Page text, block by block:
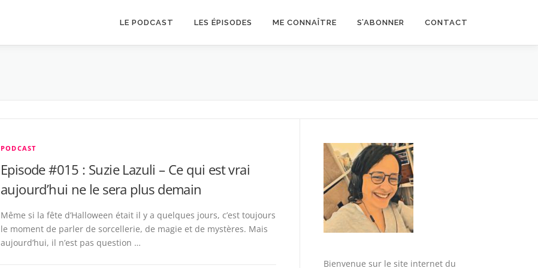
LE PODCAST LES ÉPISODES ME CONNAÎTRE S’ABONNER CONTACT
PODCAST
Episode #015 : Suzie Lazuli – Ce qui est vrai
aujourd’hui ne le sera plus demain
Même si la fête d’Halloween était il y a quelques jours, c’est toujours
le moment de parler de sorcellerie, de magie et de mystères. Mais
aujourd’hui, il n’est pas question …
Bienvenue sur le site internet du